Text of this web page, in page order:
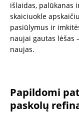
išlaidas, palūkanas
skaiciuokle
pasiūlymus ir
naujai gautas lėšas
naujas.
Papildomi
paskolų